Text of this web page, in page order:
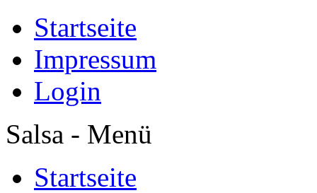
Startseite
Impressum
Login
Salsa - Menü
Startseite